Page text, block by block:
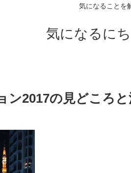
気になることを
気になるに
ン2017の見どころ